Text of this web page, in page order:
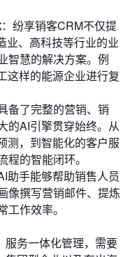
：纷享销客CRM不仅提
业、高科技等行业的业
智慧的解决方案。例
这样的能源企业进行复
备了完整的营销、销
的AI引擎贯穿始终。从
测，到智能化的客户服
的智能闭环。
助手能够帮助销售人员
像撰写营销邮件、提炼
作效率。
服务一体化管理，需要